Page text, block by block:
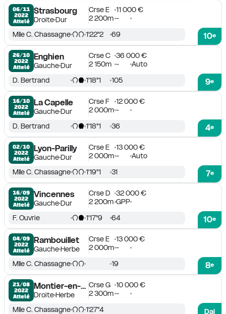
06/11
2022
Attelé
Strasbourg
DroiteDur
Crse E
11 000 €
2 200m -
10e
Mlle C. Chassagne 1'22''2 69
26/10
2022
Attelé
Enghien
GaucheDur
Crse C
36 000 €
2 150m - Auto
9e
D. Bertrand 1'18''1 105
16/10
2022
Attelé
La Capelle
GaucheDur
Crse F
12 000 €
2 000m -
4e
D. Bertrand 1'18''1 36
02/10
2022
Attelé
Lyon-Parilly
GaucheDur
Crse E
13 000 €
2 000m - Auto
7e
Mlle C. Chassagne 1'19''1 31
16/09
2022
Attelé
Vincennes
GaucheDur
Crse D
32 000 €
2 200m GPP
10e
F. Ouvrie 1'17''9 64
04/09
2022
Attelé
Rambouillet
GaucheHerbe
Crse E
13 000 €
2 000m -
8e
Mlle C. Chassagne 19
21/08
2022
Attelé
Montier-en-Der
DroiteHerbe
Crse G
10 000 €
2 300m -
Dai
Mlle C. Chassagne 1'27''4